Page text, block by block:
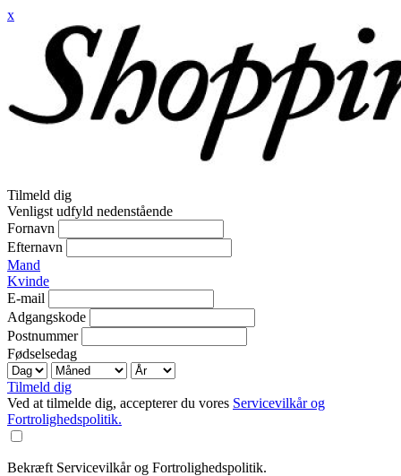
x
Tilmeld dig
Venligst udfyld nedenstående
Fornavn
Efternavn
Mand
Kvinde
E-mail
Adgangskode
Postnummer
Fødselsedag
Tilmeld dig
Ved at tilmelde dig, accepterer du vores Servicevilkår og
Fortrolighedspolitik.
Bekræft Servicevilkår og Fortrolighedspolitik.